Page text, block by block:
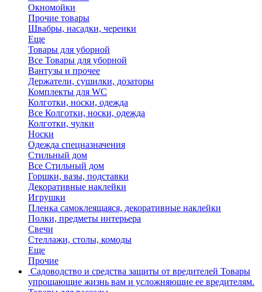
Окномойки
Прочие товары
Швабры, насадки, черенки
Еще
Товары для уборной
Все Товары для уборной
Вантузы и прочее
Держатели, сушилки, дозаторы
Комплекты для WC
Колготки, носки, одежда
Все Колготки, носки, одежда
Колготки, чулки
Носки
Одежда спецназначения
Стильный дом
Все Стильный дом
Горшки, вазы, подставки
Декоративные наклейки
Игрушки
Пленка самоклеящаяся, декоративные наклейки
Полки, предметы интерьера
Свечи
Стеллажи, столы, комоды
Еще
Прочие
Садоводство и средства защиты от вредителей Товары
упрощающие жизнь вам и усложняющие ее вредителям.